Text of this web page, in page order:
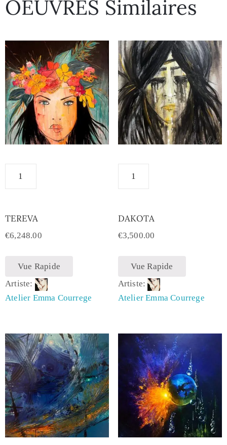
OEUVRES Similaires
TEREVA
€6,248.00
Vue Rapide
Artiste:
Atelier Emma Courrege
DAKOTA
€3,500.00
Vue Rapide
Artiste:
Atelier Emma Courrege